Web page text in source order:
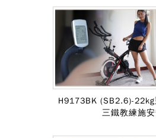
H9173BK (SB2.6)-22kg
三鐵教練施